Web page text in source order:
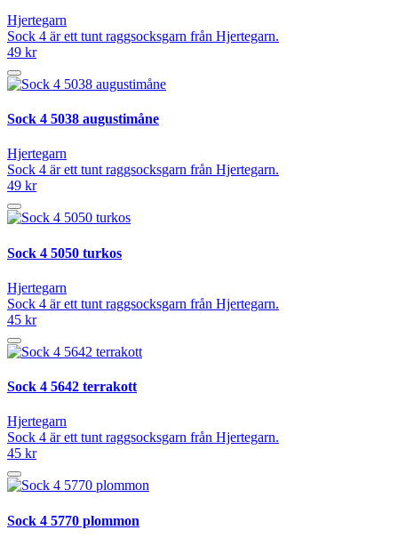
Hjertegarn
Sock 4 är ett tunt raggsocksgarn från Hjertegarn.
49 kr
Sock 4 5038 augustimåne
Hjertegarn
Sock 4 är ett tunt raggsocksgarn från Hjertegarn.
49 kr
Sock 4 5050 turkos
Hjertegarn
Sock 4 är ett tunt raggsocksgarn från Hjertegarn.
45 kr
Sock 4 5642 terrakott
Hjertegarn
Sock 4 är ett tunt raggsocksgarn från Hjertegarn.
45 kr
Sock 4 5770 plommon